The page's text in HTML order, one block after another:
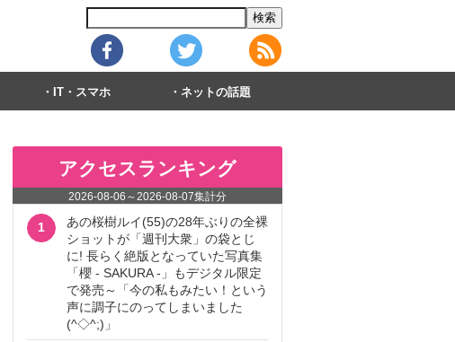
IT・スマホ ネットの話題
アクセスランキング
2026-08-06 ～2026-08-07集計分
1
あの桜樹ルイ(55)の28年ぶりの全裸
ショットが「週刊大衆」の袋とじ
に! 長らく絶版となっていた写真集
「櫻 - SAKURA -」もデジタル限定
で発売～「今の私もみたい！という
声に調子にのってしまいました
(^◇^;)」